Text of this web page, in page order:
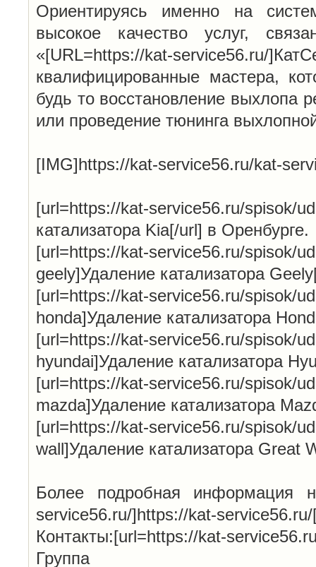
Ориентируясь именно на
высокое качество услуг,
«[URL=https://kat-service56.ru/
квалифицированные мастера,
будь то восстановление выхлопа
или проведение тюнинга
[IMG]https://kat-service56.ru/kat-
[url=https://kat-service56.ru/spisok/
катализатора Kia[/url] в Оренбурге.
[url=https://kat-service56.ru/spisok/
geely]Удаление катализатора
[url=https://kat-service56.ru/spisok/
honda]Удаление катализатора
[url=https://kat-service56.ru/spisok/
hyundai]Удаление катализатора
[url=https://kat-service56.ru/spisok/
mazda]Удаление катализатора
[url=https://kat-service56.ru/spisok/
wall]Удаление катализатора Great
Более подробная информация
service56.ru/]https://kat-
Контакты:[url=https://kat-